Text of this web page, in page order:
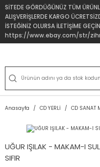
SİTEDE GÖRDÜĞÜNÜZ TÜM
ALIŞVERİŞLERDE KARGO
İSTEĞİNİZ OLURSA İLETİŞİME
https://www.ebay.com/str/
Anasayfa CD YERLİ CD SANAT
UĞUR IŞILAK - MAKAM-I
SIFIR